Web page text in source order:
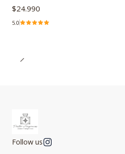
$24.990
5.0
Follow us